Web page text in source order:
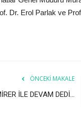
Dr. Erol Parlak ve
ÖNCEKI MAKALE
İLE DEVAM DEDİ...